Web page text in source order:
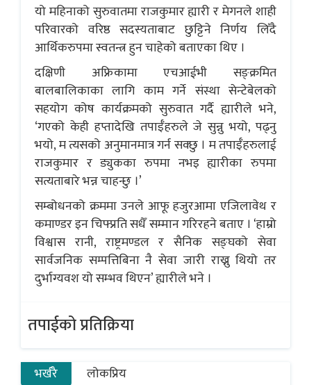
यो महिनाको सुरुवातमा राजकुमार ह्यारी र मेगनले शाही
परिवारको वरिष्ठ सदस्यताबाट छुट्टिने निर्णय लिँदै
आर्थिकरुपमा स्वतन्त्र हुन चाहेको बताएका थिए ।
दक्षिणी अफ्रिकामा एचआईभी सङ्क्रमित
बालबालिकाका लागि काम गर्ने संस्था सेन्टेबेलको
सहयोग कोष कार्यक्रमको सुरुवात गर्दै ह्यारीले भने,
‘गएको केही हप्तादेखि तपाईँहरुले जे सुन्नु भयो, पढ्नु
भयो, म त्यसको अनुमानमात्र गर्न सक्छु । म तपाईँहरुलाई
राजकुमार र ड्युकका रुपमा नभइ ह्यारीका रुपमा
सत्यताबारे भन्न चाहन्छु ।’
सम्बोधनको क्रममा उनले आफू हजुरआमा एजिलावेथ र
कमाण्डर इन चिफ्प्रति सधैँ सम्मान गरिरहने बताए । ‘हाम्रो
विश्वास रानी, राष्ट्रमण्डल र सैनिक सङ्घको सेवा
सार्वजनिक सम्पत्तिबिना नै सेवा जारी राख्नु थियो तर
दुर्भाग्यवश यो सम्भव थिएन’ ह्यारीले भने ।
तपाईको प्रतिक्रिया
भर्खरै
लोकप्रिय